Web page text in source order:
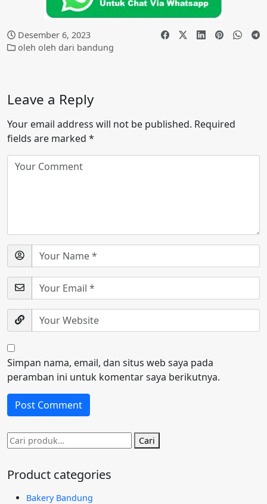
Desember 6, 2023
oleh oleh dari bandung
Leave a Reply
Your email address will not be published. Required
fields are marked *
Simpan nama, email, dan situs web saya pada
peramban ini untuk komentar saya berikutnya.
Pencarian
untuk:
Cari
Product categories
Bakery Bandung